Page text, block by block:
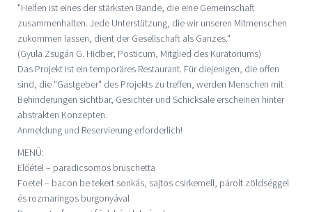
"Helfen ist eines der stärksten Bande, die eine Gemeinschaft
zusammenhalten. Jede Unterstützung, die wir unseren Mitmenschen
zukommen lassen, dient der Gesellschaft als Ganzes."
(Gyula Zsugán G. Hidber, Posticum, Mitglied des Kuratoriums)
Das Projekt ist ein temporäres Restaurant. Für diejenigen, die offen
sind, die "Gastgeber" des Projekts zu treffen, werden Menschen mit
Behinderungen sichtbar, Gesichter und Schicksale erscheinen hinter
abstrakten Konzepten.
Anmeldung und Reservierung erforderlich!
MENÜ:
Előétel – paradicsomos bruschetta
Foetel – bacon be tekert sonkás, sajtos csirkemell, párolt zöldséggel
és rozmaringos burgonyával